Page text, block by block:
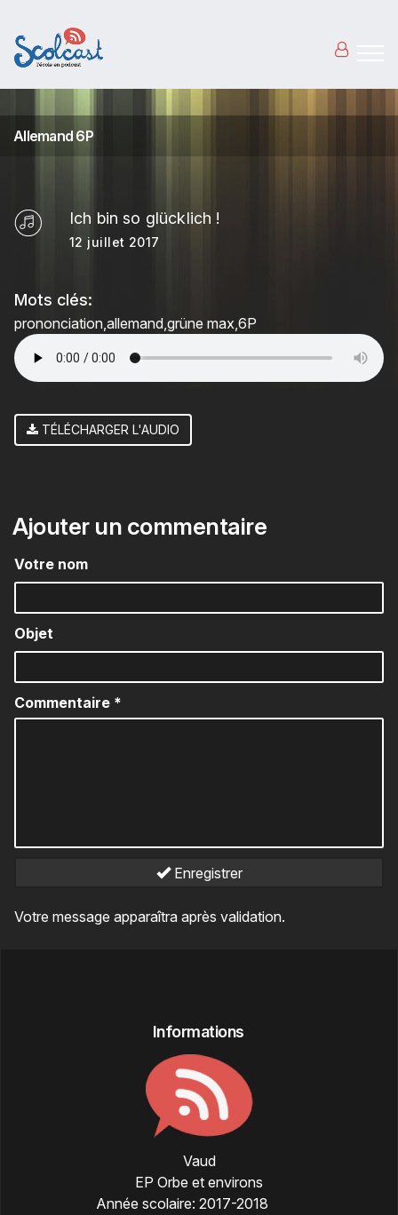
Allemand 6P
Ich bin so glücklich !
12 juillet 2017
Mots clés:
prononciation allemand grüne max 6P
TÉLÉCHARGER L'AUDIO
Ajouter un commentaire
Votre nom
Objet
Commentaire *
Enregistrer
Votre message apparaîtra après validation.
Informations
Vaud
EP Orbe et environs
Année scolaire: 2017-2018